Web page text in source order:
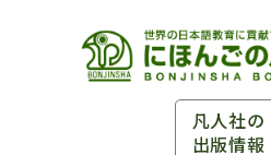
凡人社の
出版情報